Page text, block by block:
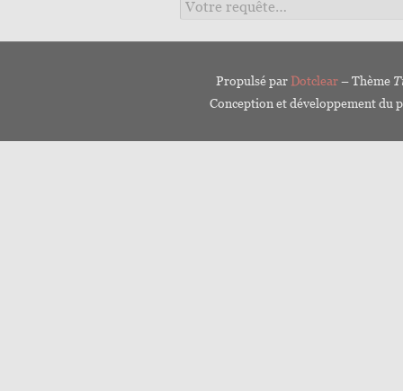
Propulsé par Dotclear– Thème
Conception et développement du